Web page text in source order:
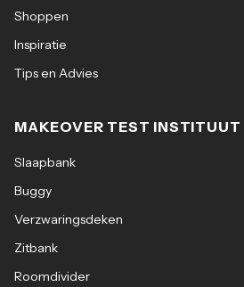
Shoppen
Inspiratie
Tips en Advies
MAKEOVER TEST INSTITUUT
Slaapbank
Buggy
Verzwaringsdeken
Zitbank
Roomdivider